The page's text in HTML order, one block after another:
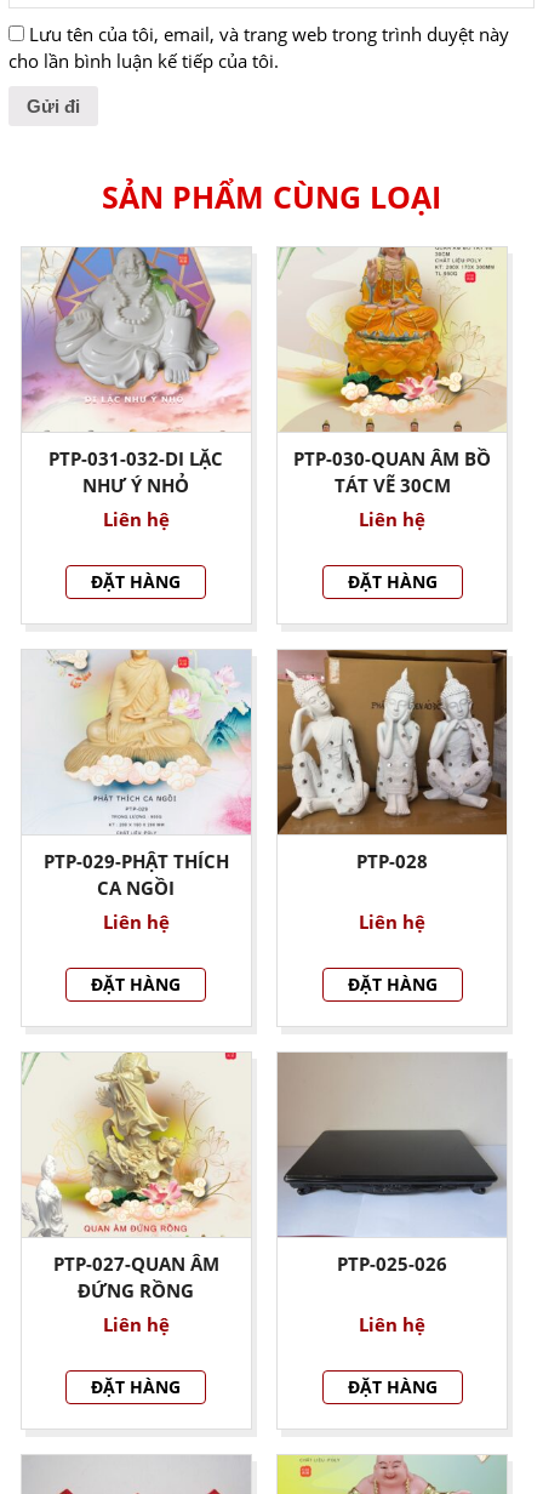
Lưu tên của tôi, email, và trang web trong trình duyệt này
cho lần bình luận kế tiếp của tôi.
SẢN PHẨM CÙNG LOẠI
PTP-031-032-DI LẶC
NHƯ Ý NHỎ
Liên hệ
ĐẶT HÀNG
PTP-030-QUAN ÂM BỒ
TÁT VẼ 30CM
Liên hệ
ĐẶT HÀNG
PTP-029-PHẬT THÍCH
CA NGỒI
Liên hệ
ĐẶT HÀNG
PTP-028
Liên hệ
ĐẶT HÀNG
PTP-027-QUAN ÂM
ĐỨNG RỒNG
Liên hệ
ĐẶT HÀNG
PTP-025-026
Liên hệ
ĐẶT HÀNG